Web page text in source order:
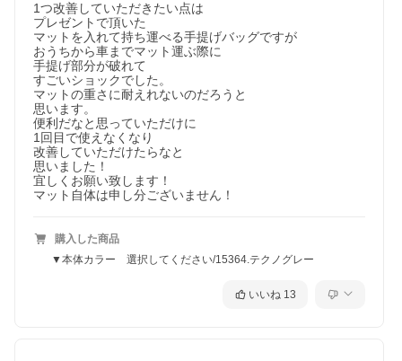
1つ改善していただきたい点は
プレゼントで頂いた
マットを入れて持ち運べる手提げバッグですが
おうちから車までマット運ぶ際に
手提げ部分が破れて
すごいショックでした。
マットの重さに耐えれないのだろうと
思います。
便利だなと思っていただけに
1回目で使えなくなり
改善していただけたらなと
思いました！
宜しくお願い致します！
マット自体は申し分ございません！
購入した商品
▼本体カラー 選択してください/15364.テクノグレー
いいね 13